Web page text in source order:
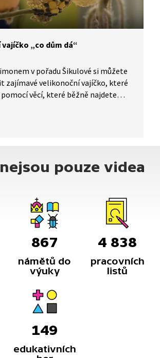
„co dům dá“
v pořadu Šikulové si můžete
zajímavé velikonoční vajíčko, které
pomocí věcí, které běžně najdete
lepidlo. Tak pojďte tvořit
pouze videa
867
námětů do
výuky
4 838
pracovních
listů
149
edukativních